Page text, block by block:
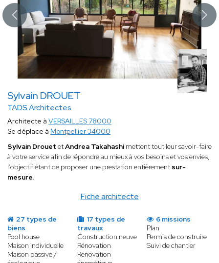
Sylvain DROUET
TADS Architectes
Fiche architecte
Architecte à VERSAILLES 78000
Se déplace à Montpellier 34000
Sylvain Drouet etAndrea Takahashi mettent tout leur savoir-faire
à votre service afin de répondre au mieux à vos besoins et vos envies,
l’objectif étant de proposer une prestation entièrement sur-
mesure.
27 types de
biens
Pool house
Maison individuelle
Maison passive /
17 types de
travaux
Construction neuve
Rénovation
Rénovation
6 missions
Plan
Permis de construire
Suivi de chantier